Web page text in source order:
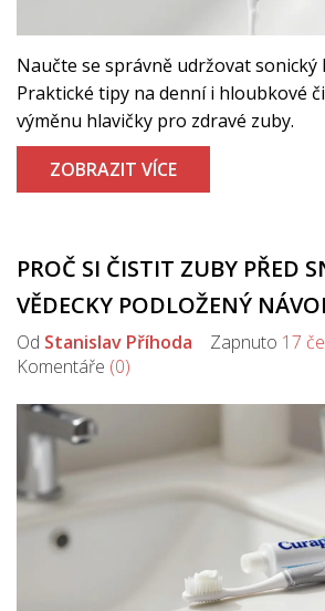
Naučte se správně udržovat sonický
Praktické tipy na denní i hloubkové
výměnu hlavičky pro zdravé zuby.
ZOBRAZIT VÍCE
PROČ SI ČISTIT ZUBY PŘED
VĚDECKY PODLOŽENÝ
Od Stanislav Příhoda Zapnuto 17
Komentáře (0)